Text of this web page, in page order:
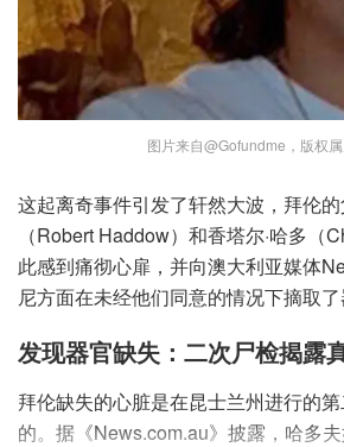
图片来自@Gofundme，版权
这起离奇事件引发了轩然大波，拜伦的
（Robert Haddow）和香塔尔·哈多（
此感到痛彻心扉，并向澳大利亚媒体
尼方面在未经他们同意的情况下摘取了
发现器官缺失：二次尸检揭露
拜伦缺失的心脏是在昆士兰州进行的
的。据《News.com.au》披露，哈多夫